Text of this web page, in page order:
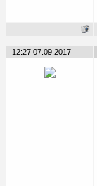
12:27 07.09.2017